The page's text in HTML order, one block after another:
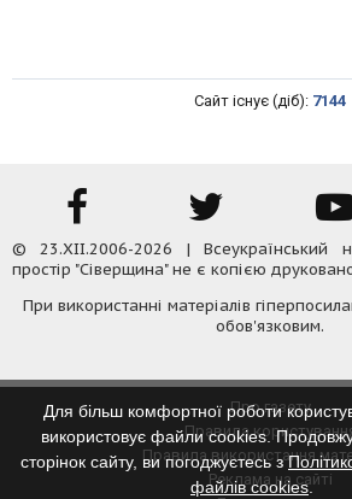
Сайт існує (діб): 7144
© 23.XII.2006-2026 | Всеукраїнський
простір "Сіверщина" не є копією
При використанні матеріалів
обов'язковим.
Про газету
Правила
Правила використання
Реклама на сайті
Для більш комфортної роботи
використовує файли cookies.
сторінок сайту, ви погоджуєтесь з
файлів cookies.